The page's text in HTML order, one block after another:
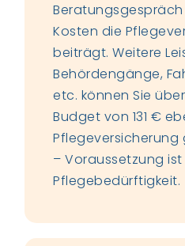
Beratungsgespräch
Kosten die
beiträgt. Weitere
Behördengänge,
etc. können Sie
Budget von 131 €
– Voraussetzung
Pflegebedürftigkeit.